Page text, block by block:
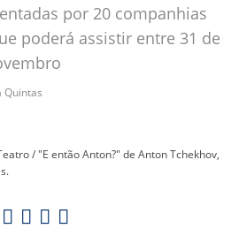
por 20 companhias
poderá assistir entre 31 de
Quintas
/ "E então Anton?" de Anton Tchekhov,